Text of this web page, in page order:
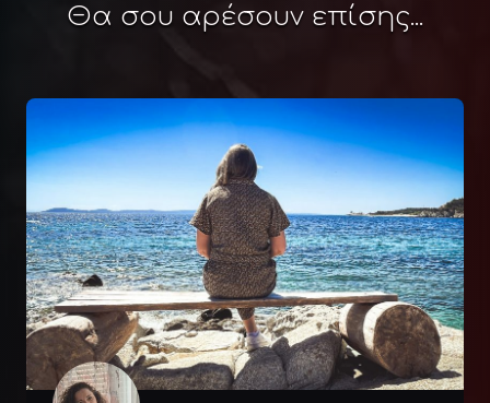
Θα σου αρέσουν επίσης...